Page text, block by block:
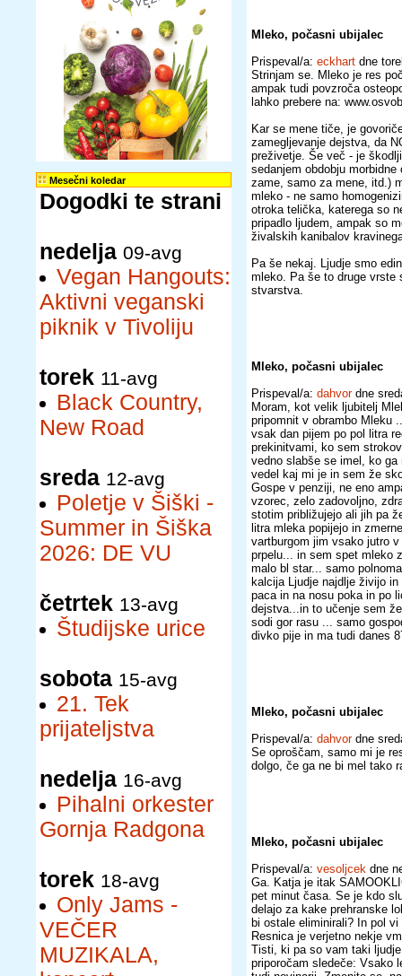
Mesečni koledar
Dogodki te strani
nedelja 09-avg
Vegan Hangouts:
Aktivni veganski
piknik v Tivoliju
torek 11-avg
Black Country,
New Road
sreda 12-avg
Poletje v Šiški -
Summer in Šiška
2026: DE VU
četrtek 13-avg
Študijske urice
sobota 15-avg
21. Tek
prijateljstva
nedelja 16-avg
Pihalni orkester
Gornja Radgona
torek 18-avg
Only Jams -
VEČER
MUZIKALA,
Mleko, počasni ubijalec
Prispeval/a: eckhart dne
Strinjam se. Mleko je res
ampak tudi povzroča
lahko prebere na:
Kar se mene tiče, je
zamegljevanje dejstva, da
preživetje. Še več - je
sedanjem obdobju
zame, samo za mene, itd.)
mleko - ne samo
otroka telička, katerega so
pripadlo ljudem, ampak so
živalskih kanibalov
Pa še nekaj. Ljudje smo
mleko. Pa še to druge vrste
stvarstva.
Mleko, počasni ubijalec
Prispeval/a: dahvordne
Moram, kot velik ljubitelj
pripomnit v obrambo Mleku
vsak dan pijem po pol litra
prekinitvami, ko sem
vedno slabše se imel, ko
vedel kaj mi je in sem že
Gospe v penziji, ne eno
vzorec, zelo zadovoljno,
stotim približujejo ali jih pa
litra mleka popijejo in
vartburgom jim vsako jutro
prpelu... in sem spet mleko
malo bl star... samo
kalcija Ljudje najdlje živijo
paca in na nosu poka in po
dejstva...in to učenje sem
sodi gor rasu ... samo
divko pije in ma tudi danes
Mleko, počasni ubijalec
Prispeval/a: dahvordne
Se oproščam, samo mi je
dolgo, če ga ne bi mel tako
Mleko, počasni ubijalec
Prispeval/a: vesoljcek dne
Ga. Katja je itak
pet minut časa. Se je kdo
delajo za kake prehranske
bi ostale eliminirali? In pol
Resnica je verjetno nekje
Tisti, ki pa so vam taki
priporočam sledeče: Vsako